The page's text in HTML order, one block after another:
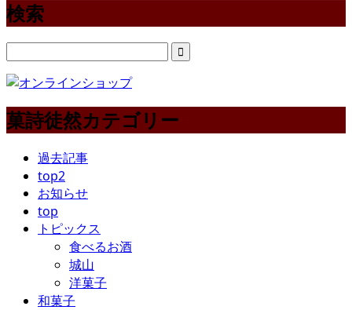
検索
菓詩徒然カテゴリー
過去記事
top2
お知らせ
top
トピックス
食べるお酒
城山
洋菓子
和菓子